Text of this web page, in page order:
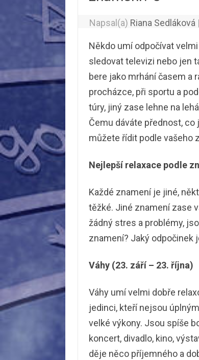
Napsal(a) Riana Sedláková |
Někdo umí odpočívat
sledovat televizi nebo jen
bere jako mrhání časem a
procházce, při sportu a
túry, jiný zase lehne na
Čemu dáváte přednost, co
můžete řídit podle vašeho
Nejlepší relaxace podle
Každé znamení je jiné,
těžké. Jiné znamení zase
žádný stres a problémy,
znamení? Jaký odpočinek
Váhy (23. září – 23. října)
Váhy umí velmi dobře
jedinci, kteří nejsou
velké výkony. Jsou spíše
koncert, divadlo, kino,
děje něco příjemného a